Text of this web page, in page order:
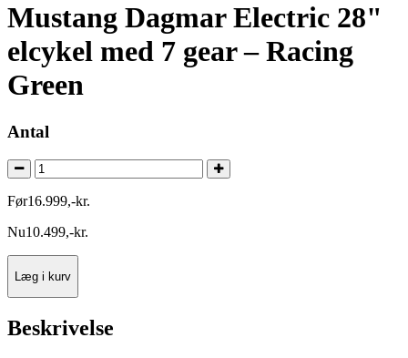
Mustang Dagmar Electric 28"
elcykel med 7 gear – Racing
Green
Antal
Før16.999,-kr.
Nu10.499,-kr.
Læg i kurv
Beskrivelse